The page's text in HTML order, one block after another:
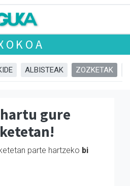
ALBISTEAK ZOZKETAK
gure
parte hartzeko bi